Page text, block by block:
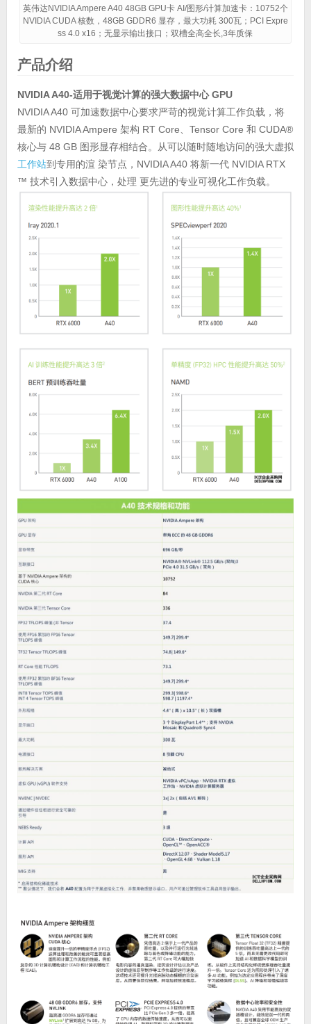
英伟达NVIDIA Ampere A40 48GB GPU卡 AI/图形/计算加速卡：10752个
NVIDIA CUDA 核数，48GB GDDR6 显存，最大功耗 300瓦；PCI Expre
ss 4.0 x16；无显示输出接口；双槽全高全长,3年质保
产品介绍
NVIDIA A40-适用于视觉计算的强大数据中心 GPU
NVIDIA A40 可加速数据中心要求严苛的视觉计算工作负载，将
最新的 NVIDIA Ampere 架构 RT Core、Tensor Core 和 CUDA®
核心与 48 GB 图形显存相结合。从可以随时随地访问的强大虚拟
工作站到专用的渲 染节点，NVIDIA A40 将新一代 NVIDIA RTX
™ 技术引入数据中心，处理 更先进的专业可视化工作负载。